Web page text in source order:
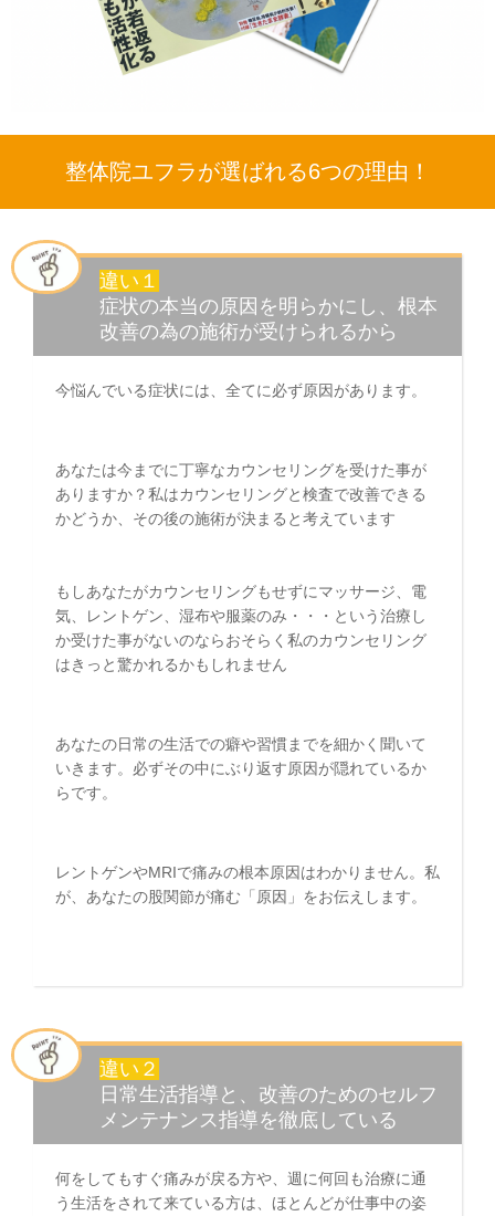
整体院ユフラが選ばれる6つの理由！
違い１
症状の本当の原因を明らかにし、根本
改善の為の施術が受けられるから
今悩んでいる症状には、全てに必ず原因があります。
あなたは今までに丁寧なカウンセリングを受けた事が
ありますか？私はカウンセリングと検査で改善できる
かどうか、その後の施術が決まると考えています
もしあなたがカウンセリングもせずにマッサージ、電
気、レントゲン、湿布や服薬のみ・・・という治療し
か受けた事がないのならおそらく私のカウンセリング
はきっと驚かれるかもしれません
あなたの日常の生活での癖や習慣までを細かく聞いて
いきます。必ずその中にぶり返す原因が隠れているか
らです。
レントゲンやMRIで痛みの根本原因はわかりません。私
が、あなたの股関節が痛む「原因」をお伝えします。
違い２
日常生活指導と、改善のためのセルフ
メンテナンス指導を徹底している
何をしてもすぐ痛みが戻る方や、週に何回も治療に通
う生活をされて来ている方は、ほとんどが仕事中の姿